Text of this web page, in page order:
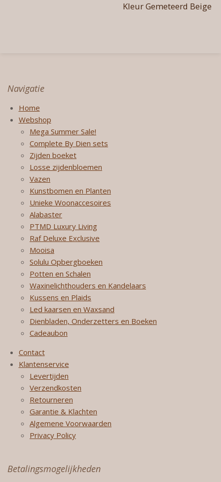
Kleur Gemeteerd Beige
Navigatie
Home
Webshop
Mega Summer Sale!
Complete By Dien sets
Zijden boeket
Losse zijdenbloemen
Vazen
Kunstbomen en Planten
Unieke Woonaccesoires
Alabaster
PTMD Luxury Living
Raf Deluxe Exclusive
Mooisa
Solulu Opbergboeken
Potten en Schalen
Waxinelichthouders en Kandelaars
Kussens en Plaids
Led kaarsen en Waxsand
Dienbladen, Onderzetters en Boeken
Cadeaubon
Contact
Klantenservice
Levertijden
Verzendkosten
Retourneren
Garantie & Klachten
Algemene Voorwaarden
Privacy Policy
Betalingsmogelijkheden